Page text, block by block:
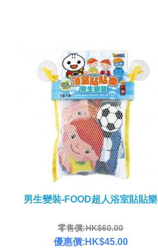
男生變裝-FOOD超人浴室貼貼樂
零售價:HK$60.00
優惠價:HK$45.00